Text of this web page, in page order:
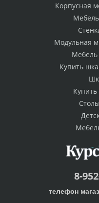
Корпусная
Модульная
Мебель
Купить
8-
телефон